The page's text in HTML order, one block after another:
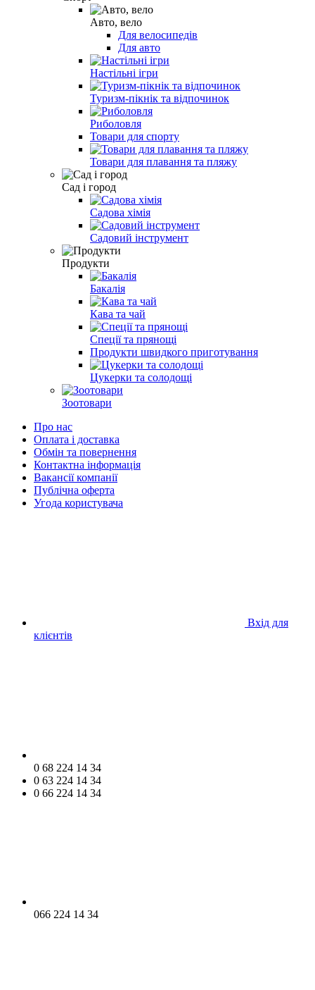
Авто, вело
Для велосипедів
Для авто
Настільні ігри
Туризм-пікнік та відпочинок
Риболовля
Товари для спорту
Товари для плавання та пляжу
Сад і город
Садова хімія
Садовий інструмент
Продукти
Бакалія
Кава та чай
Спеції та прянощі
Продукти швидкого приготування
Цукерки та солодощі
Зоотовари
Про нас
Оплата і доставка
Обмін та повернення
Контактна інформація
Вакансії компанії
Публічна оферта
Угода користувача
Вхід для
клієнтів
0 68 224 14 34
0 63 224 14 34
0 66 224 14 34
066 224 14 34